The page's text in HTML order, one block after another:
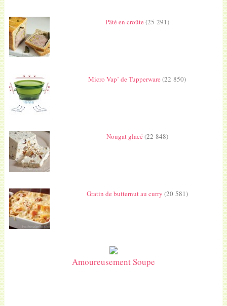
Pâté en croûte(25 291)
Micro Vap’ de Tupperware(22 850)
Nougat glacé(22 848)
Gratin de butternut au curry (20 581)
Amoureusement Soupe